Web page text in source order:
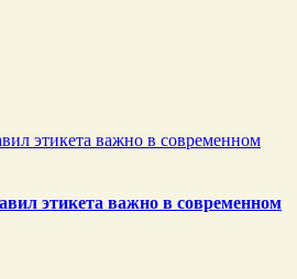
этикета важно в современном
этикета важно в современном